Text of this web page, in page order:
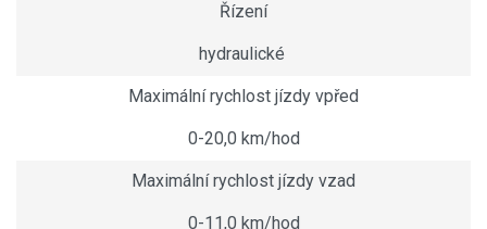
Řízení
hydraulické
Maximální rychlost jízdy vpřed
0-20,0 km/hod
Maximální rychlost jízdy vzad
0-11,0 km/hod